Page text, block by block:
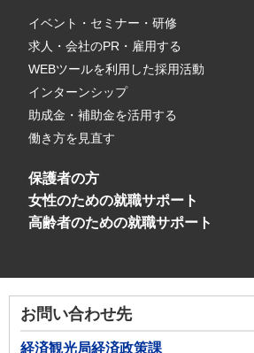
イベント・セミナー・研修
求人・会社のPR・雇用する
WEBツールを利用した採用活動
インターンシップ
助成金・補助金を活用する
働き方を見直す
保護者の方
女性のための就職サポート
高齢者のための就職サポート
お問い合わせ先
経済観光局経済政策課